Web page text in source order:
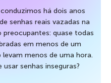
há dois anos
senhas reais vazadas na
preocupantes: quase todas
em menos de um
menos de uma hora.
senhas inseguras?